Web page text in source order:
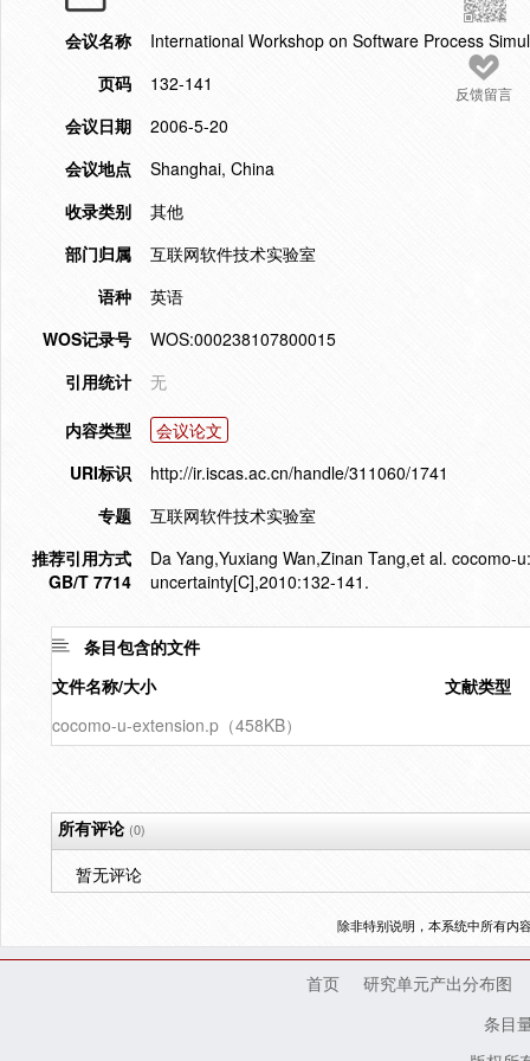
反馈留言
会议名称
International Workshop on Software Process
页码
132-141
会议日期
2006-5-20
会议地点
Shanghai, China
收录类别
其他
部门归属
互联网软件技术实验室
语种
英语
WOS记录号
WOS:000238107800015
引用统计
无
内容类型
会议论文
URI标识
http://ir.iscas.ac.cn/handle/311060/1741
专题
互联网软件技术实验室
推荐引用方式
GB/T 7714
Da Yang,Yuxiang Wan,Zinan Tang,et al.
uncertainty[C],2010:132-141.
条目包含的文件
文件名称/大小
文献类型
cocomo-u-extension.p（458KB）
所有评论(0)
暂无评论
除非特别说明，本系统中所有内
首页
研究单元产出分布图
条目